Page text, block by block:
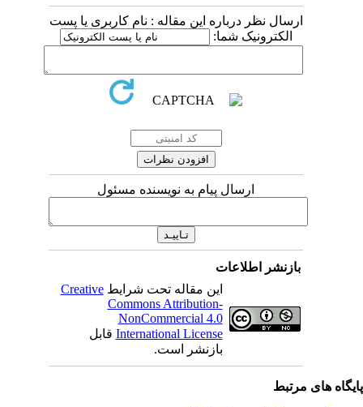
ارسال نظر درباره این مقاله : نام کاربری یا پست
الکترونیک شما:
ارسال پیام به نویسنده مسئول
بازنشر اطلاعات
این مقاله تحت شرایطCreative
Commons Attribution-
NonCommercial 4.0
International Licenseقابل
بازنشر است.
های مرتبط